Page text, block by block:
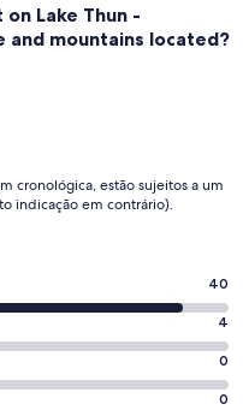
Lake Thun -
mountains located?
cronológica, estão sujeitos a um
indicação em contrário).
40
4
0
0